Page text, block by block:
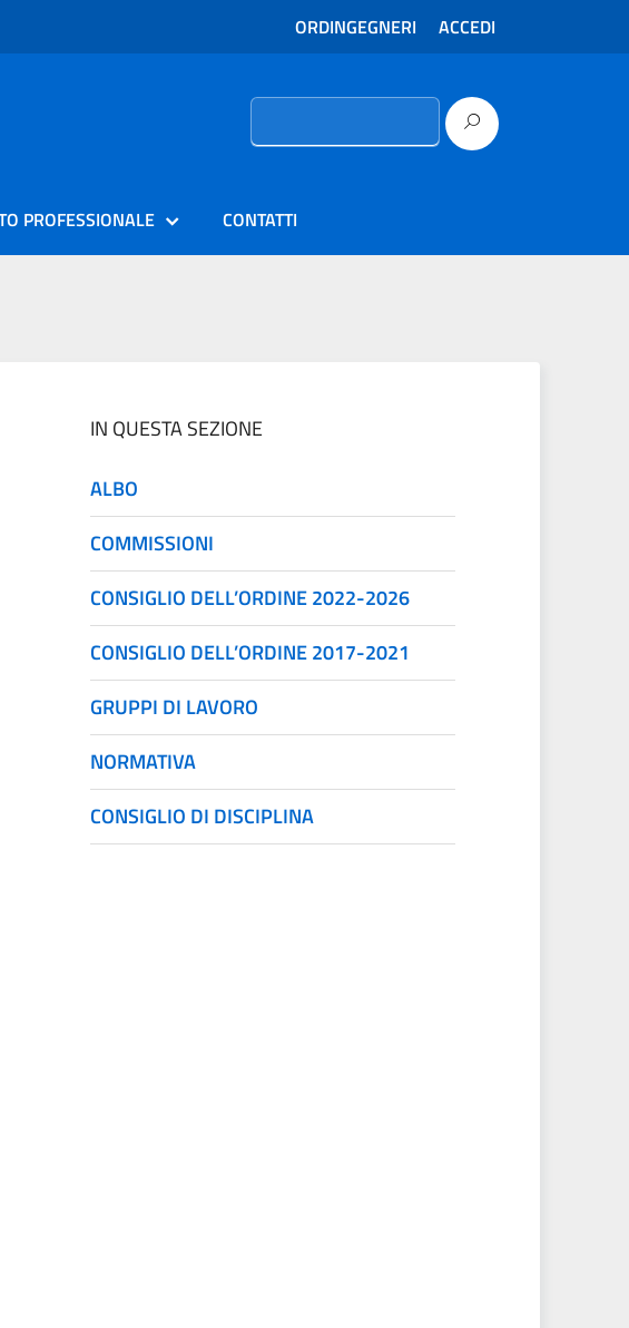
ORDINGEGNERI ACCEDI
Ricerca
PROFESSIONALE CONTATTI
IN QUESTA SEZIONE
ALBO
COMMISSIONI
CONSIGLIO DELL’ORDINE 2022-2026
CONSIGLIO DELL’ORDINE 2017-2021
GRUPPI DI LAVORO
NORMATIVA
CONSIGLIO DI DISCIPLINA